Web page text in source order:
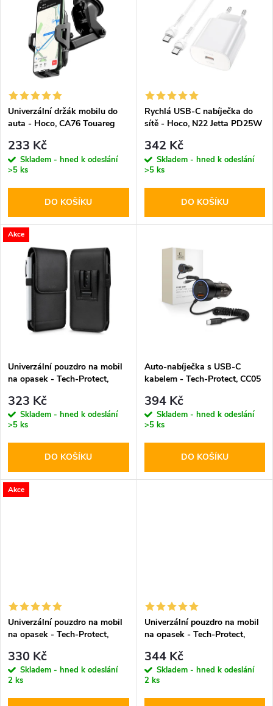
í
p
r
o
d
u
Abecedně
s
p
r
o
d
Univerzální držák mobilu do
auta - Hoco, CA76 Touareg
233 Kč
Skladem - hned k odeslání
>5 ks
DO KOŠÍKU
Rychlá USB-C nabíječka do
sítě - Hoco, N22 Jetta PD25W
342 Kč
Skladem - hned k odeslání
>5 ks
DO KOŠÍKU
Akce
Univerzální pouzdro na mobil
na opasek - Tech-Protect,
323 Kč
Skladem - hned k odeslání
>5 ks
DO KOŠÍKU
Auto-nabíječka s USB-C
kabelem - Tech-Protect, CC05
394 Kč
Skladem - hned k odeslání
>5 ks
DO KOŠÍKU
Akce
Univerzální pouzdro na mobil
na opasek - Tech-Protect,
330 Kč
Skladem - hned k odeslání
2 ks
Univerzální pouzdro na mobil
na opasek - Tech-Protect,
344 Kč
Skladem - hned k odeslání
2 ks